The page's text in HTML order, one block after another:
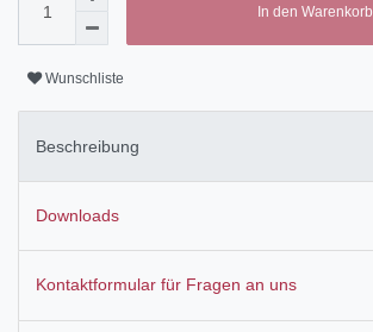
In den Warenkorb
Wunschliste
Beschreibung
Downloads
Kontaktformular für Fragen an uns